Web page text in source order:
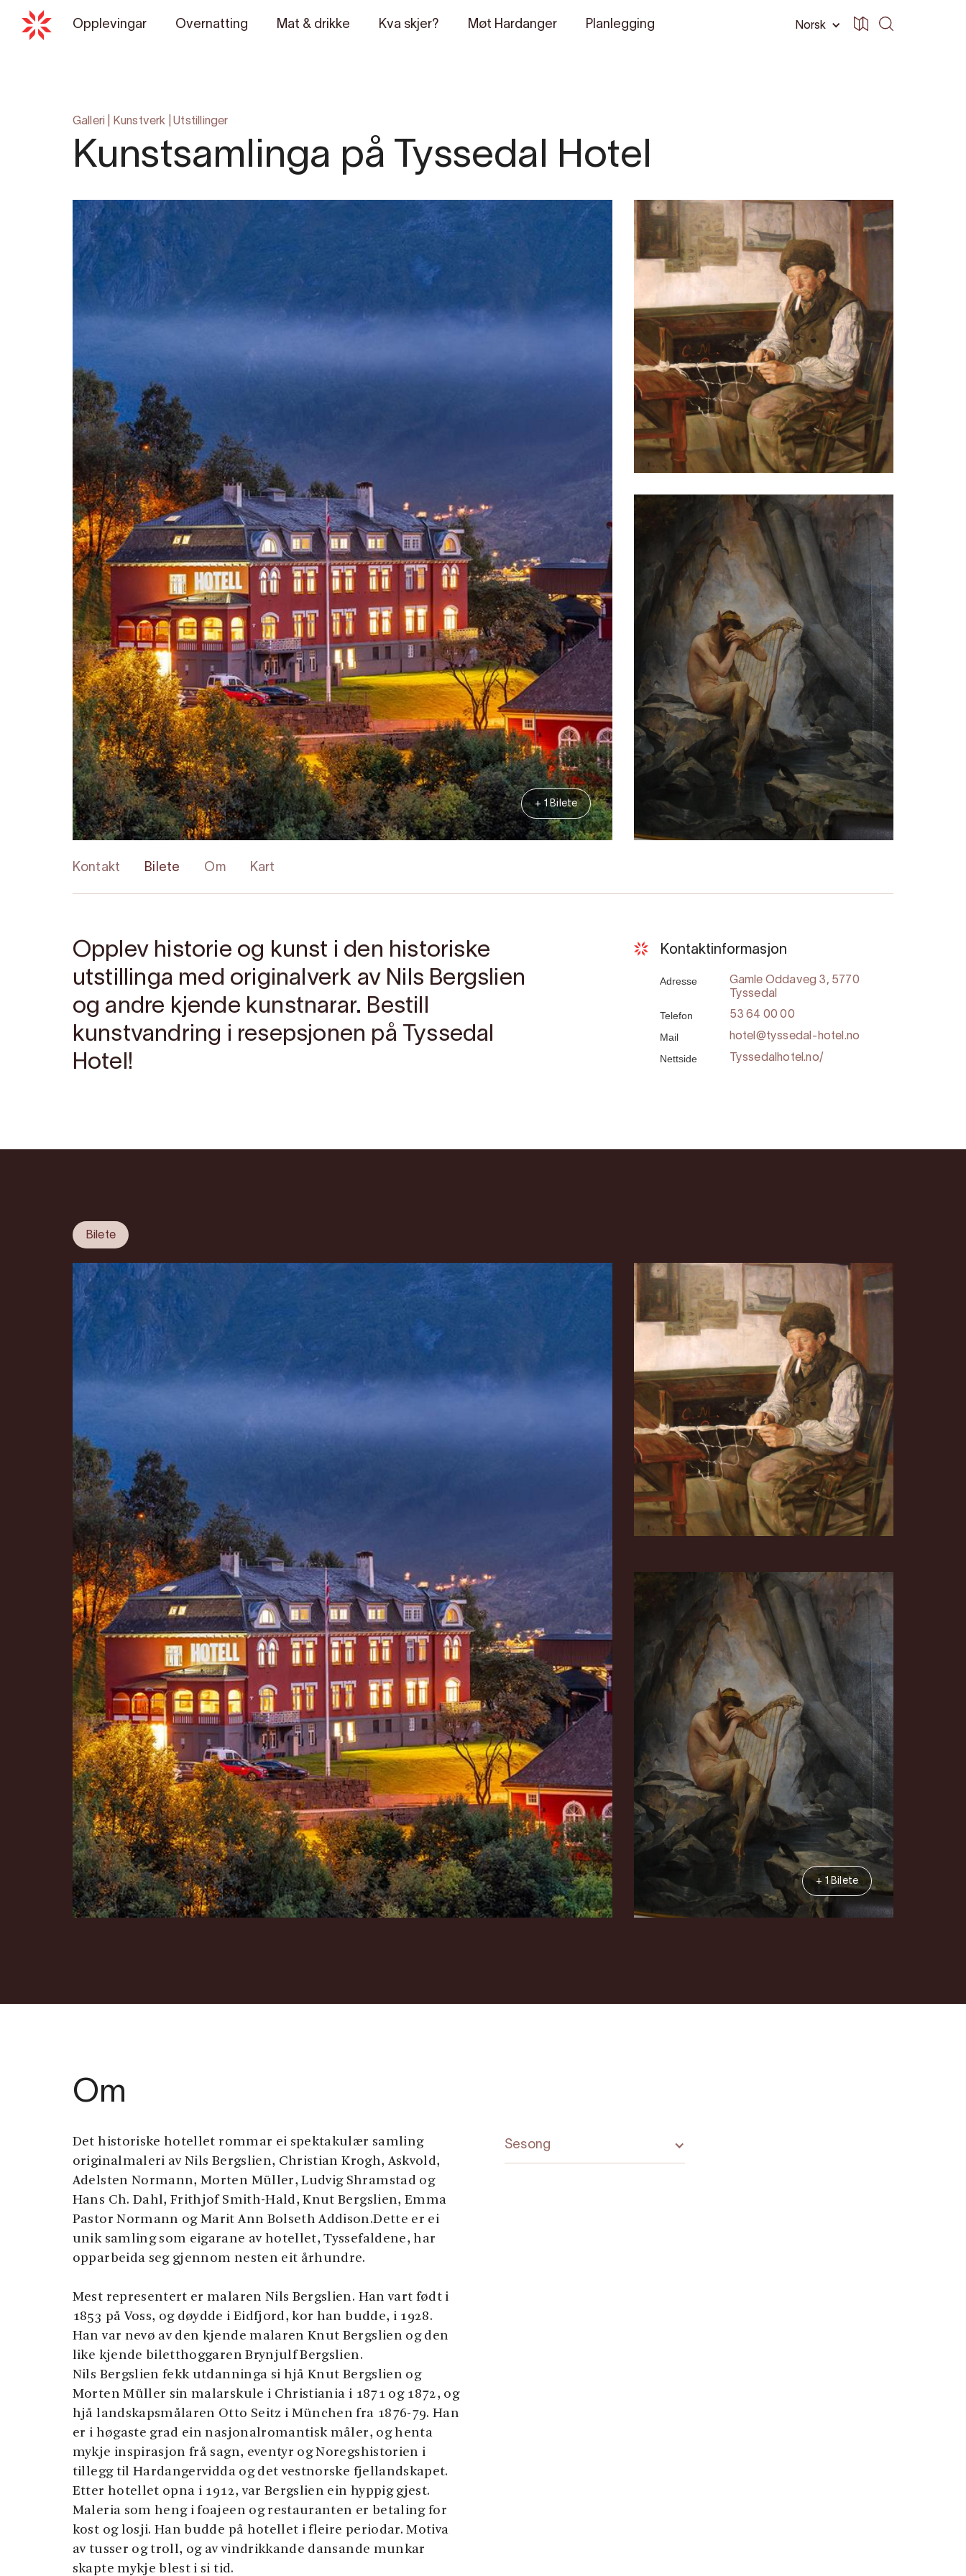
Norsk
Opplevingar Overnatting Mat & drikke Kva skjer? Møt Hardanger Planlegging
Galleri Kunstverk |Utstillinger
Kunstsamlinga på Tyssedal Hotel
+ 1 Bilete
Kontakt Bilete Om Kart
Opplev historie og kunst i den historiske
utstillinga med originalverk av Nils Bergslien
og andre kjende kunstnarar. Bestill
kunstvandring i resepsjonen på Tyssedal
Hotel!
Kontaktinformasjon
Adresse
Gamle Oddaveg 3, 5770
Tyssedal
Telefon 53 64 00 00
Mail hotel@tyssedal-hotel.no
Nettside Tyssedalhotel.no/
Bilete
+ 1 Bilete
Om
Det historiske hotellet rommar ei spektakulær samling
originalmaleri av Nils Bergslien, Christian Krogh, Askvold,
Adelsten Normann, Morten Müller, Ludvig Shramstad og
Hans Ch. Dahl, Frithjof Smith-Hald, Knut Bergslien, Emma
Pastor Normann og Marit Ann Bolseth Addison.Dette er ei
unik samling som eigarane av hotellet, Tyssefaldene, har
opparbeida seg gjennom nesten eit århundre.
Mest representert er malaren Nils Bergslien. Han vart født i
1853 på Voss, og døydde i Eidfjord, kor han budde, i 1928.
Han var nevø av den kjende malaren Knut Bergslien og den
like kjende biletthoggaren Brynjulf Bergslien.
Nils Bergslien fekk utdanninga si hjå Knut Bergslien og
Morten Müller sin malarskule i Christiania i 1871 og 1872, og
hjå landskapsmålaren Otto Seitz i München fra 1876-79. Han
er i høgaste grad ein nasjonalromantisk måler, og henta
mykje inspirasjon frå sagn, eventyr og Noregshistorien i
tillegg til Hardangervidda og det vestnorske fjellandskapet.
Etter hotellet opna i 1912, var Bergslien ein hyppig gjest.
Maleria som heng i foajeen og restauranten er betaling for
kost og losji. Han budde på hotellet i fleire periodar. Motiva
av tusser og troll, og av vindrikkande dansande munkar
skapte mykje blest i si tid.
Sesong